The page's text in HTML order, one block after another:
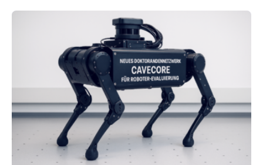
stellt die heutige Computertechnik vor
Herausforderungen. Herkömmliche Silizium-
Prozessoren stoßen an ihre Grenzen: Sie verbrauchen
viel Energie, die Speicher- und Verarbeitungseinheiten
sind voneinander getrennt und die Datenübertragung
bremst komplexe Anwendungen aus. Da KI-Modelle
immer größer werden und riesige Datenmengen
verarbeiten müssen, steigt der Bedarf an neuen
Rechenarchitekturen. Neben Quantencomputern
rücken dabei insbesondere…